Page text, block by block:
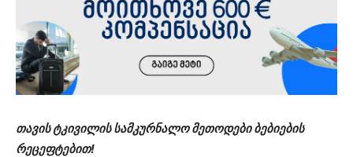
თავის ტკივილის სამკურნალო მეთოდები ბებიების
რეცეფტებით!